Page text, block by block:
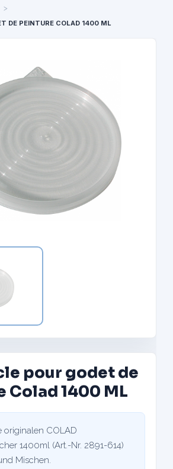
DE PEINTURE COLAD 1400 ML
pour godet de
Colad 1400 ML
originalen COLAD
1400ml (Art.-Nr. 2891-614)
Mischen.